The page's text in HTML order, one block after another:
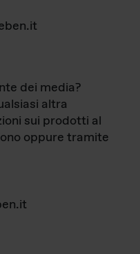
dei media?
altra
sui prodotti al
oppure tramite